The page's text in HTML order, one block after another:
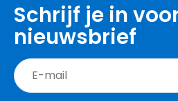
Schrijf je in
nieuwsbrief